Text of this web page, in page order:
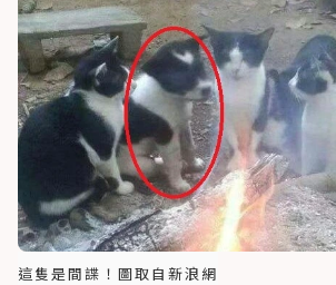
這隻是間諜！圖取自新浪網